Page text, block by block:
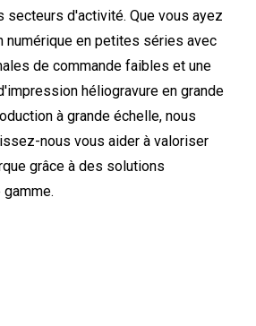
d'activité. Que vous ayez
numérique en petites séries avec
de commande faibles et une
héliogravure en grande
à grande échelle, nous
nous vous aider à valoriser
grâce à des solutions